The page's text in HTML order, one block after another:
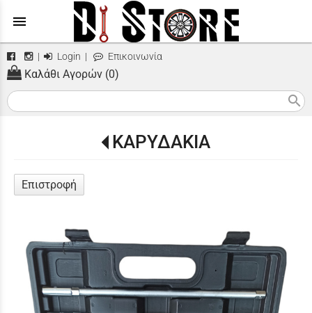
menu
| Login | Επικοινωνία
Καλάθι Αγορών (0)
search
ΚΑΡΥΔΑΚΙΑ
Επιστροφή